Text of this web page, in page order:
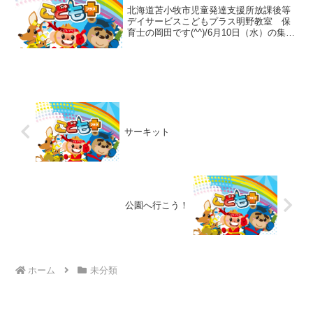
北海道苫小牧市児童発達支援所放課後等
デイサービスこどもプラス明野教室 保
育士の岡田です(^^)/6月10日（水）の集団
サーキット
公園へ行こう！
ホーム 未分類